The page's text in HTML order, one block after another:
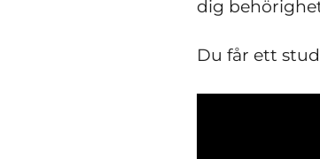
dig
Du får ett